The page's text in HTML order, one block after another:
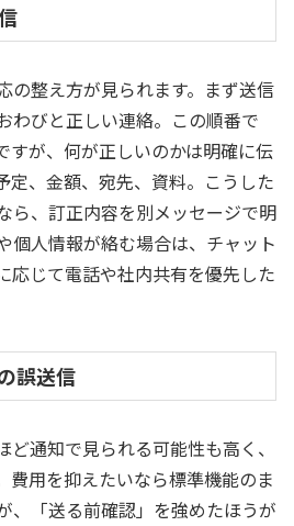
の整え方が見られます。まず送信
わびと正しい連絡。この順番で
すが、何が正しいのかは明確に伝
定、金額、宛先、資料。こうした
ら、訂正内容を別メッセージで明
個人情報が絡む場合は、チャット
応じて電話や社内共有を優先した
誤送信
通知で見られる可能性も高く、
費用を抑えたいなら標準機能のま
、「送る前確認」を強めたほうが